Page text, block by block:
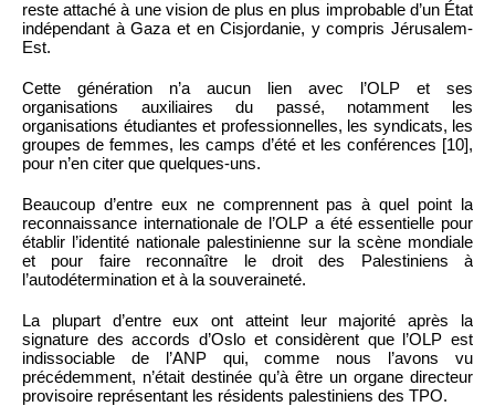
reste attaché à une vision de plus en plus improbable d’un État
indépendant à Gaza et en Cisjordanie, y compris Jérusalem-
Est.
Cette génération n’a aucun lien avec l’OLP et ses
organisations auxiliaires du passé, notamment les
organisations étudiantes et professionnelles, les syndicats, les
groupes de femmes, les camps d’été et les conférences [10],
pour n’en citer que quelques-uns.
Beaucoup d’entre eux ne comprennent pas à quel point la
reconnaissance internationale de l’OLP a été essentielle pour
établir l’identité nationale palestinienne sur la scène mondiale
et pour faire reconnaître le droit des Palestiniens à
l’autodétermination et à la souveraineté.
La plupart d’entre eux ont atteint leur majorité après la
signature des accords d’Oslo et considèrent que l’OLP est
indissociable de l’ANP qui, comme nous l’avons vu
précédemment, n’était destinée qu’à être un organe directeur
provisoire représentant les résidents palestiniens des TPO.